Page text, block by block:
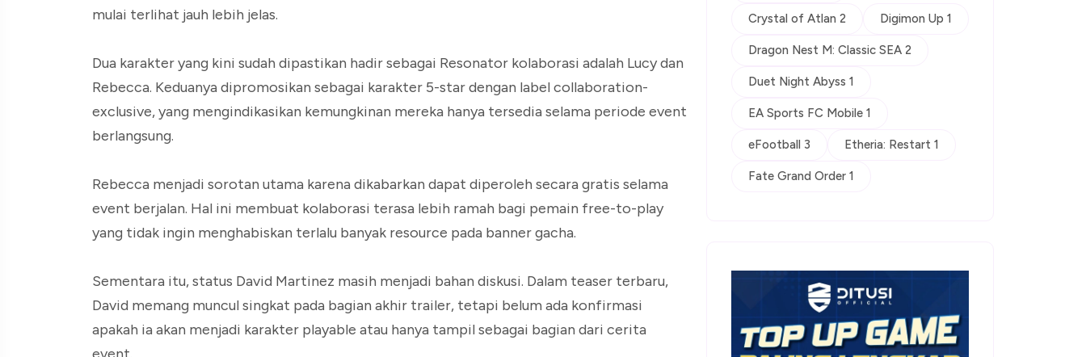
mulai terlihat jauh lebih jelas.
Dua karakter yang kini sudah dipastikan hadir sebagai Resonator kolaborasi adalah Lucy dan
Rebecca. Keduanya dipromosikan sebagai karakter 5-star dengan label collaboration-
exclusive, yang mengindikasikan kemungkinan mereka hanya tersedia selama periode event
berlangsung.
Rebecca menjadi sorotan utama karena dikabarkan dapat diperoleh secara gratis selama
event berjalan. Hal ini membuat kolaborasi terasa lebih ramah bagi pemain free-to-play
yang tidak ingin menghabiskan terlalu banyak resource pada banner gacha.
Sementara itu, status David Martinez masih menjadi bahan diskusi. Dalam teaser terbaru,
David memang muncul singkat pada bagian akhir trailer, tetapi belum ada konfirmasi
apakah ia akan menjadi karakter playable atau hanya tampil sebagai bagian dari cerita
event.
Crystal of Atlan 2 Digimon Up 1
Dragon Nest M: Classic SEA 2
Duet Night Abyss 1
EA Sports FC Mobile 1
eFootball 3 Etheria: Restart 1
Fate Grand Order 1